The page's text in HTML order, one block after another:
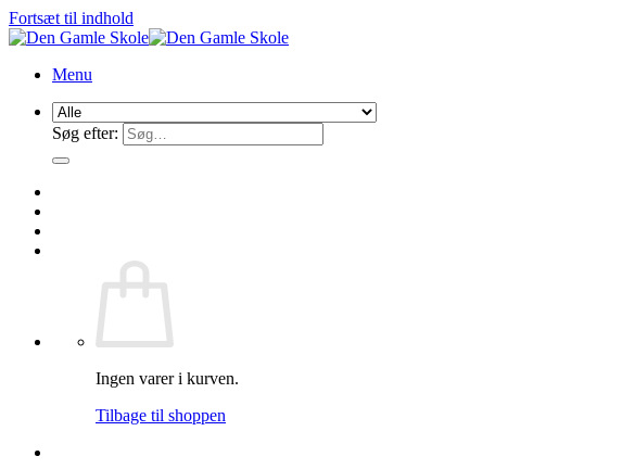
Fortsæt til indhold
Menu
Søg efter:
Ingen varer i kurven.
Tilbage til shoppen